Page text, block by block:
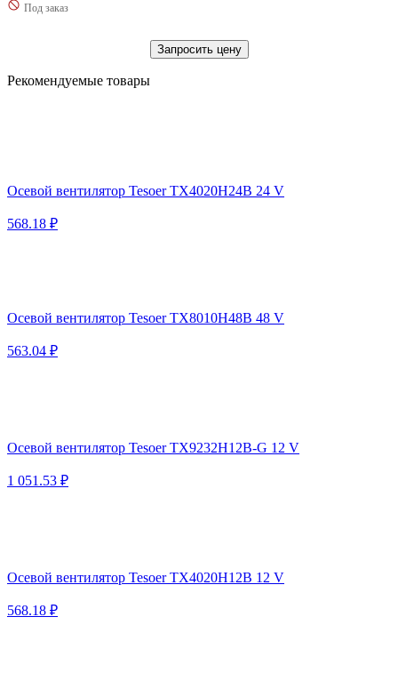
Под заказ
Запросить цену
Рекомендуемые товары
Осевой вентилятор Tesoer TX4020H24B 24 V
568.18 ₽
Осевой вентилятор Tesoer TX8010H48B 48 V
563.04 ₽
Осевой вентилятор Tesoer TX9232H12B-G 12 V
1 051.53 ₽
Осевой вентилятор Tesoer TX4020H12B 12 V
568.18 ₽